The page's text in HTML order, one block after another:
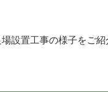
設置工事の様子をご紹